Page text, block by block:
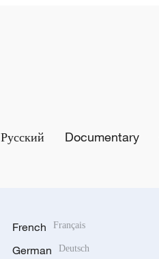
Русский Documentary
French Français
German Deutsch